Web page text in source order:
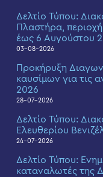
Δελτίο Τύπου:
Πλαστήρα,
έως 6 Αυγούστου
03-08-2026
Προκήρυξη
καυσίμων για τις
2026
28-07-2026
Δελτίο Τύπου:
Ελευθερίου
24-07-2026
Δελτίο Τύπου:
καταναλωτές της